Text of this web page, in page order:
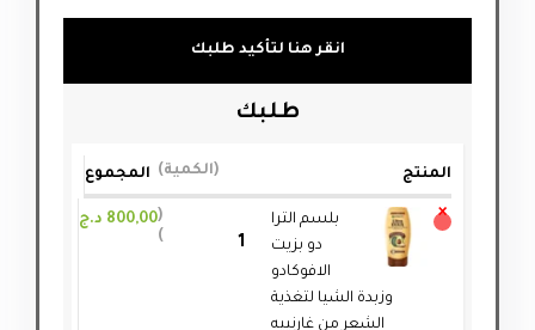
انقر هنا لتأكيد طلبك
طلبك
المنتج الكمية المجموع
×
بلسم الترا
دو بزيت
الافوكادو
وزبدة الشيا لتغذية
الشعر من غارنييه
800,00 د.ج